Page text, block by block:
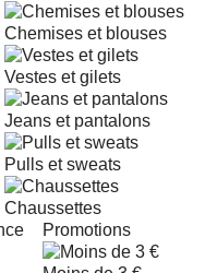
Chemises et blouses
Vestes et gilets
Jeans et pantalons
Pulls et sweats
Chaussettes
Promotions